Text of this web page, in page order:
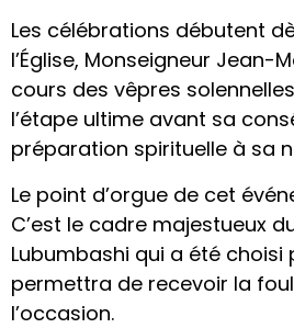
Les célébrations débutent
l’Église, Monseigneur
cours des vêpres
l’étape ultime avant sa
préparation spirituelle à sa
Le point d’orgue de cet
C’est le cadre majestueux
Lubumbashi qui a été choisi
permettra de recevoir la
l’occasion.